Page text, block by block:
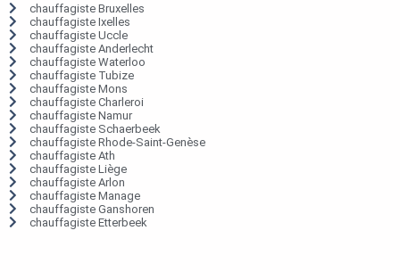
chauffagiste Bruxelles
chauffagiste Ixelles
chauffagiste Uccle
chauffagiste Anderlecht
chauffagiste Waterloo
chauffagiste Tubize
chauffagiste Mons
chauffagiste Charleroi
chauffagiste Namur
chauffagiste Schaerbeek
chauffagiste Rhode-Saint-Genèse
chauffagiste Ath
chauffagiste Liège
chauffagiste Arlon
chauffagiste Manage
chauffagiste Ganshoren
chauffagiste Etterbeek